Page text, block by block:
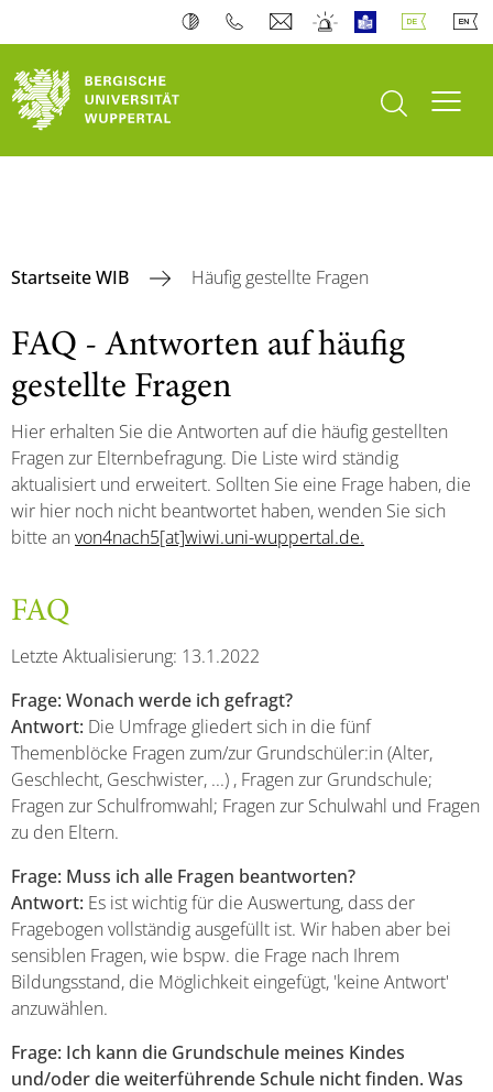
Suche öffnen
Startseite WIB Häufig gestellte Fragen
FAQ - Antworten auf häufig
gestellte Fragen
Hier erhalten Sie die Antworten auf die häufig gestellten
Fragen zur Elternbefragung. Die Liste wird ständig
aktualisiert und erweitert. Sollten Sie eine Frage haben, die
wir hier noch nicht beantwortet haben, wenden Sie sich
bitte an von4nach5[at]wiwi.uni-wuppertal.de.
FAQ
Letzte Aktualisierung: 13.1.2022
Frage: Wonach werde ich gefragt?
Antwort: Die Umfrage gliedert sich in die fünf
Themenblöcke Fragen zum/zur Grundschüler:in (Alter,
Geschlecht, Geschwister, ...) , Fragen zur Grundschule;
Fragen zur Schulfromwahl; Fragen zur Schulwahl und Fragen
zu den Eltern.
Frage: Muss ich alle Fragen beantworten?
Antwort: Es ist wichtig für die Auswertung, dass der
Fragebogen vollständig ausgefüllt ist. Wir haben aber bei
sensiblen Fragen, wie bspw. die Frage nach Ihrem
Bildungsstand, die Möglichkeit eingefügt, 'keine Antwort'
anzuwählen.
Frage: Ich kann die Grundschule meines Kindes
und/oder die weiterführende Schule nicht finden. Was